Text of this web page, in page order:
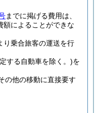
までに掲げる費用は、
額によることができな
り乗合旅客の運送を行
する自動車を除く。)を
の他の移動に直接要す